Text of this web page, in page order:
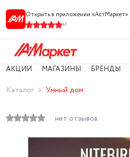
Открыть в приложении «АстМарке‪т‬»
41
АКЦИИ МАГАЗИНЫ БРЕНДЫ
Каталог Умный дом
нет отзывов